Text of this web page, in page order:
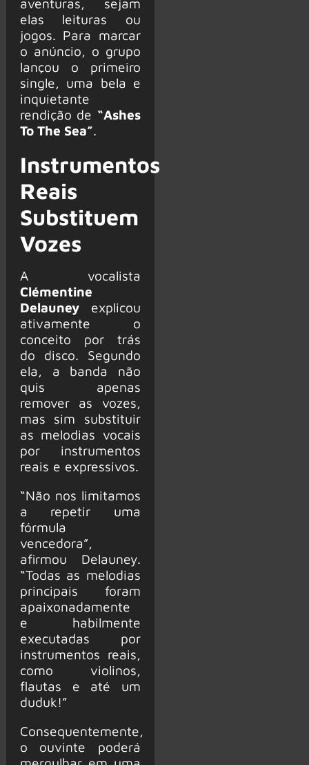
elas leituras ou
jogos. Para marcar
o anúncio, o grupo
lançou o primeiro
single, uma bela e
inquietante
rendição de “Ashes
To The Sea”.
Instrumentos
Reais
Substituem
Vozes
A vocalista
Clémentine
Delauneyexplicou
ativamente o
conceito por trás
do disco. Segundo
ela, a banda não
quis apenas
remover as vozes,
mas sim substituir
as melodias vocais
por instrumentos
reais e expressivos.
“Não nos limitamos
a repetir uma
fórmula
vencedora”,
afirmou Delauney.
“Todas as melodias
principais foram
apaixonadamente
e habilmente
executadas por
instrumentos reais,
como violinos,
flautas e até um
duduk!”
Consequentemente,
o ouvinte poderá